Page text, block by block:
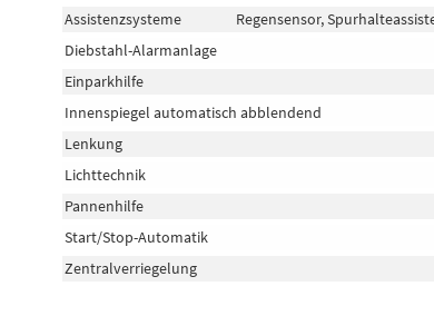
Assistenzsysteme
Regensensor,
Diebstahl-Alarmanlage
Einparkhilfe
Innenspiegel automatisch abblendend
Lenkung
Lichttechnik
Pannenhilfe
Start/Stop-Automatik
Zentralverriegelung